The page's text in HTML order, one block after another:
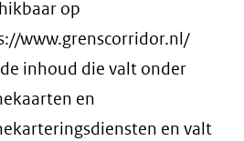
op
www.grenscorridor.nl/
inhoud die valt onder
en
en valt